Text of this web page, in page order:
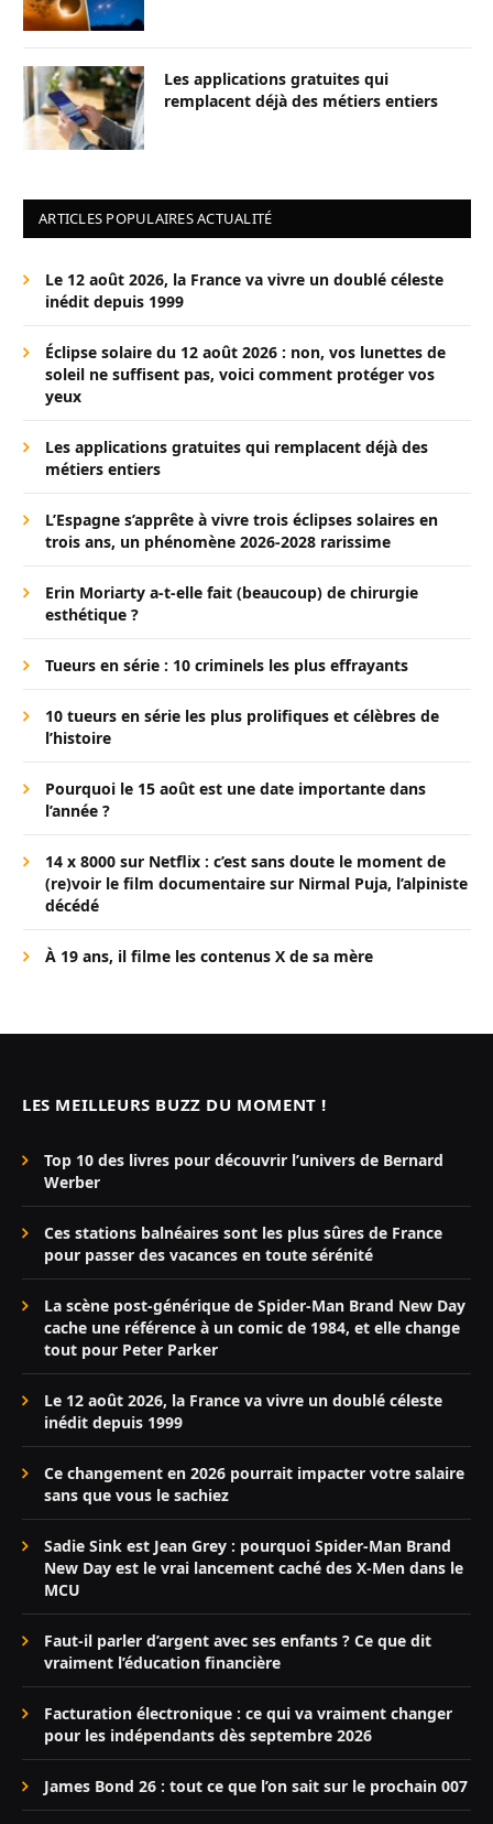
Les applications gratuites qui
remplacent déjà des métiers entiers
ARTICLES POPULAIRES ACTUALITÉ
Le 12 août 2026, la France va vivre un doublé céleste
inédit depuis 1999
Éclipse solaire du 12 août 2026 : non, vos lunettes de
soleil ne suffisent pas, voici comment protéger vos
yeux
Les applications gratuites qui remplacent déjà des
métiers entiers
L’Espagne s’apprête à vivre trois éclipses solaires en
trois ans, un phénomène 2026-2028 rarissime
Erin Moriarty a-t-elle fait (beaucoup) de chirurgie
esthétique ?
Tueurs en série : 10 criminels les plus effrayants
10 tueurs en série les plus prolifiques et célèbres de
l’histoire
Pourquoi le 15 août est une date importante dans
l’année ?
14 x 8000 sur Netflix : c’est sans doute le moment de
(re)voir le film documentaire sur Nirmal Puja, l’alpiniste
décédé
À 19 ans, il filme les contenus X de sa mère
LES MEILLEURS BUZZ DU MOMENT !
Top 10 des livres pour découvrir l’univers de Bernard
Werber
Ces stations balnéaires sont les plus sûres de France
pour passer des vacances en toute sérénité
La scène post-générique de Spider-Man Brand New Day
cache une référence à un comic de 1984, et elle change
tout pour Peter Parker
Le 12 août 2026, la France va vivre un doublé céleste
inédit depuis 1999
Ce changement en 2026 pourrait impacter votre salaire
sans que vous le sachiez
Sadie Sink est Jean Grey : pourquoi Spider-Man Brand
New Day est le vrai lancement caché des X-Men dans le
MCU
Faut-il parler d’argent avec ses enfants ? Ce que dit
vraiment l’éducation financière
Facturation électronique : ce qui va vraiment changer
pour les indépendants dès septembre 2026
James Bond 26 : tout ce que l’on sait sur le prochain 007